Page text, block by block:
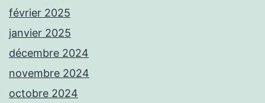
février 2025
janvier 2025
décembre 2024
novembre 2024
octobre 2024